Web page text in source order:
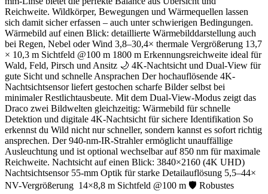
Reichweite. Wildkörper, Bewegungen und Wärmequellen lassen
sich damit sicher erfassen – auch unter schwierigen Bedingungen.
Wärmebild auf einen Blick: detaillierte Wärmebilddarstellung auch
bei Regen, Nebel oder Wind 3,8–30,4× thermale Vergrößerung 13,7
× 10,3 m Sichtfeld @100 m 1800 m Erkennungsreichweite ideal für
Wald, Feld, Pirsch und Ansitz 🌙 4K-Nachtsicht und Dual-View für
gute Sicht und schnelle Ansprachen Der hochauflösende 4K-
Nachtsichtsensor liefert gestochen scharfe Bilder selbst bei
minimaler Restlichtausbeute. Mit dem Dual-View-Modus zeigt das
Draco zwei Bildwelten gleichzeitig: Wärmebild für schnelle
Detektion und digitale 4K-Nachtsicht für sichere Identifikation So
erkennst du Wild nicht nur schneller, sondern kannst es sofort richtig
ansprechen. Der 940-nm-IR-Strahler ermöglicht unauffällige
Ausleuchtung und ist optional wechselbar auf 850 nm für maximale
Reichweite. Nachtsicht auf einen Blick: 3840×2160 (4K UHD)
Nachtsichtsensor 55-mm Optik für starke Detailauflösung 5,5–44×
NV-Vergrößerung 14×8,8 m Sichtfeld @100 m 🛡 Robustes